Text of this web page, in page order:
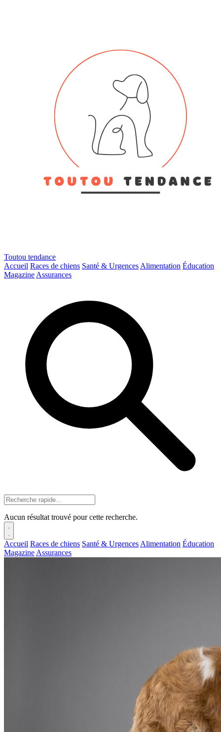
Toutou tendance
Accueil Races de chiens Santé & Urgences Alimentation Éducation
Magazine Assurances
Aucun résultat trouvé pour cette recherche.
Accueil Races de chiens Santé & Urgences Alimentation Éducation
Magazine Assurances